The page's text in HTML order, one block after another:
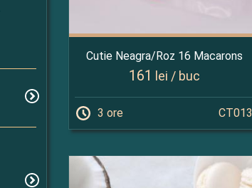
Cutie Neagra/Roz 16 Macarons
161 lei / buc
3 ore CT013